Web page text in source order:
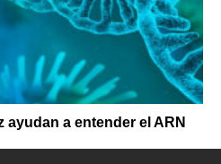
a entender el ARN